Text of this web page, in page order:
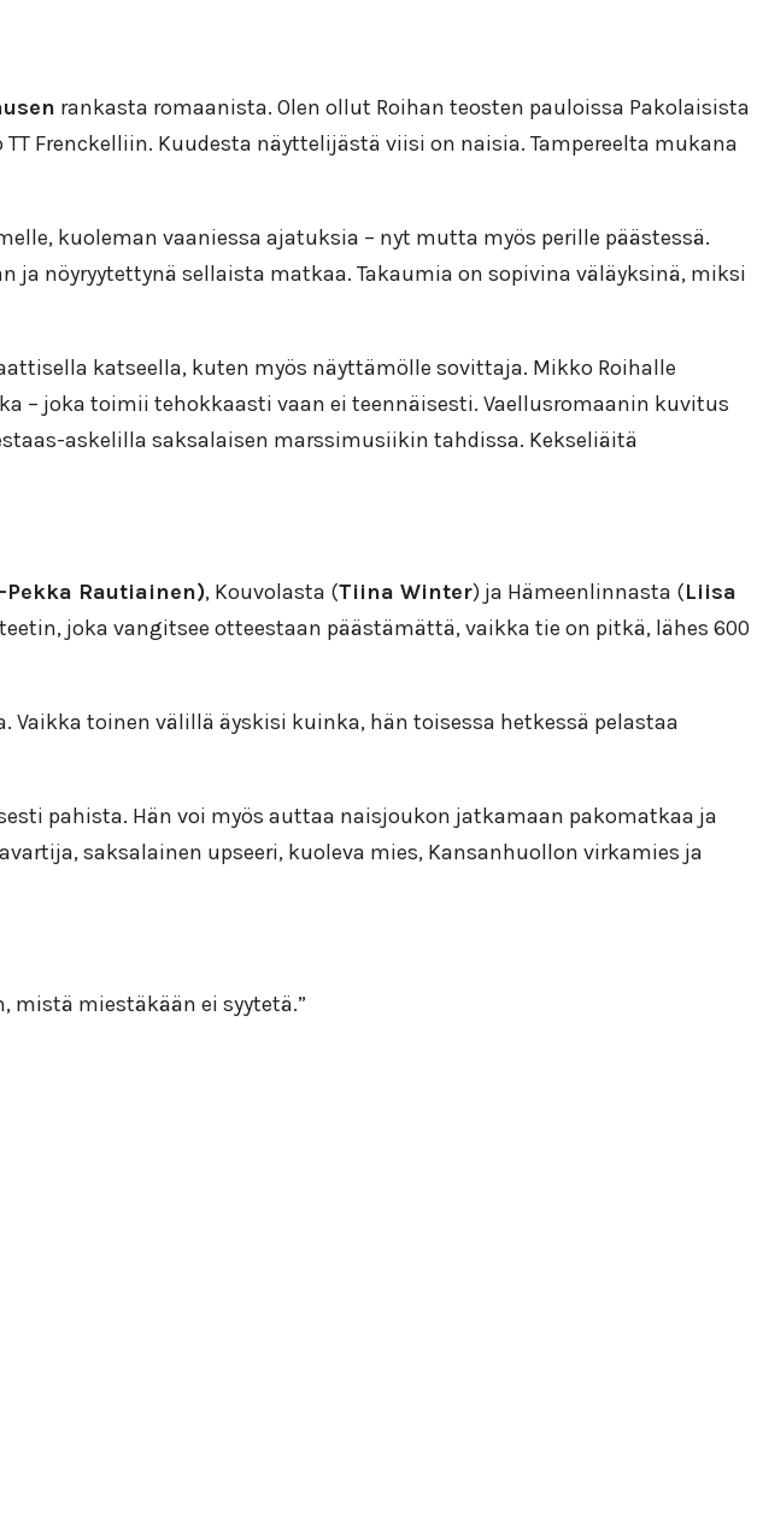
rankasta romaanista. Olen ollut Roihan teosten pauloissa Pakolaisista
Frenckelliin. Kuudesta näyttelijästä viisi on naisia. Tampereelta mukana
kuoleman vaaniessa ajatuksia – nyt mutta myös perille päästessä.
nöyryytettynä sellaista matkaa. Takaumia on sopivina väläyksinä, miksi
katseella, kuten myös näyttämölle sovittaja. Mikko Roihalle
– joka toimii tehokkaasti vaan ei teennäisesti. Vaellusromaanin kuvitus
askelilla saksalaisen marssimusiikin tahdissa. Kekseliäitä
Pekka Rautiainen), Kouvolasta (Tiina Winter) ja Hämeenlinnasta (Liisa
joka vangitsee otteestaan päästämättä, vaikka tie on pitkä, lähes 600
toinen välillä äyskisi kuinka, hän toisessa hetkessä pelastaa
pahista. Hän voi myös auttaa naisjoukon jatkamaan pakomatkaa ja
saksalainen upseeri, kuoleva mies, Kansanhuollon virkamies ja
mistä miestäkään ei syytetä.”